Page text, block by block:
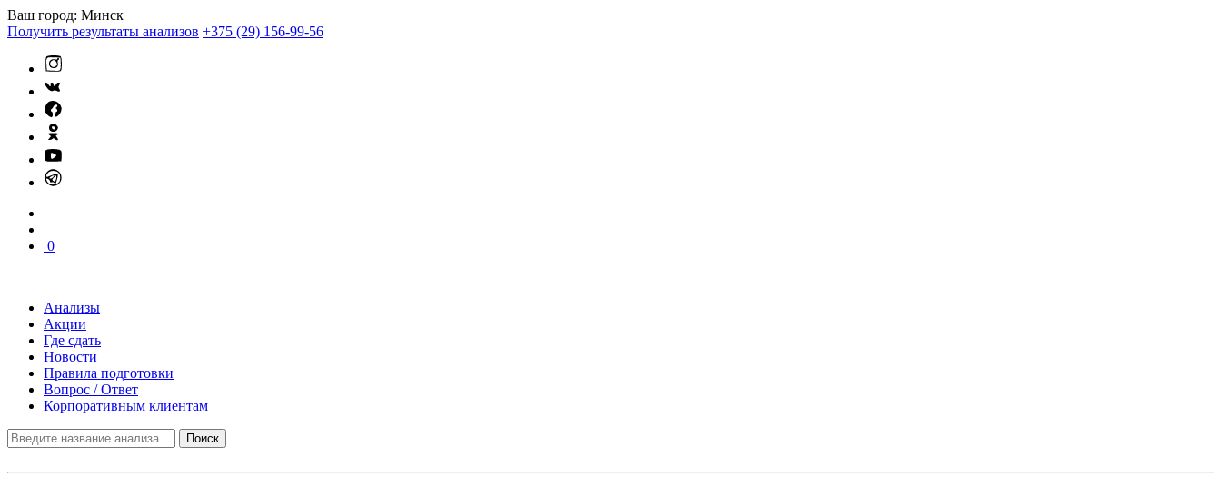
Ваш город: Минск
Получить результаты анализов +375 (29) 156-99-56
0
Анализы
Акции
Где сдать
Новости
Правила подготовки
Вопрос / Ответ
Корпоративным клиентам
Поиск